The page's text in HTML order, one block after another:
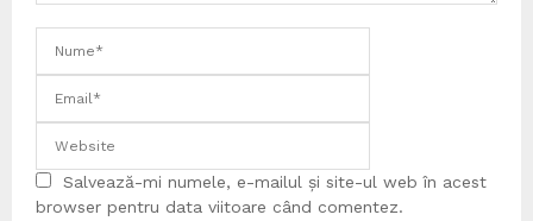
Salvează-mi numele, e-mailul și site-ul web în acest
browser pentru data viitoare când comentez.